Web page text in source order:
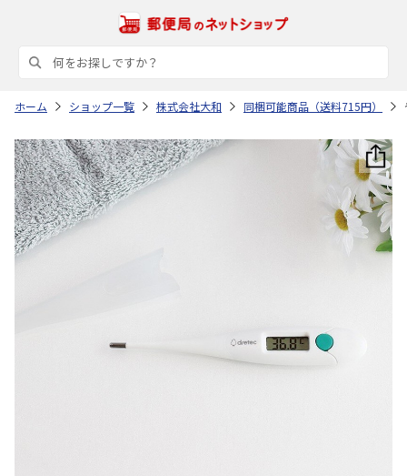
ホーム ショップ一覧 株式会社大和 同梱可能商品（送料715円）